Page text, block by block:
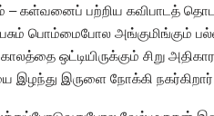
– கள்வனைப் பற்றிய கவிபாடத்
பொம்மைபோல அங்குமிங்கும்
ஒட்டியிருக்கும் சிறு
இருளை நோக்கி